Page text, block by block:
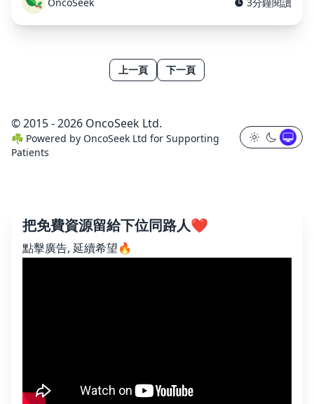
OncoSeek
3分鐘閱讀
上一頁 下一頁
© 2015 - 2026 OncoSeek Ltd.
☘️ Powered by OncoSeek Ltd for Supporting
Patients
把免費資源留給下位同路人❤️
點擊廣告, 延續希望🔥